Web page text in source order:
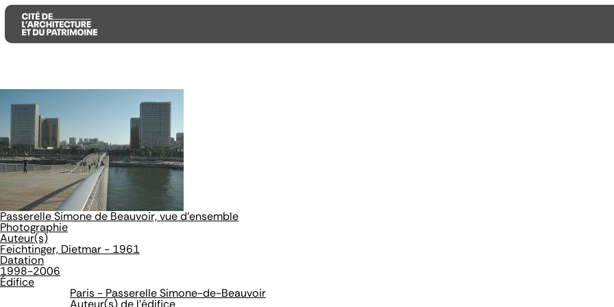
Aller
contenu
principal
Aller
principal
Aller
recherche
Passerelle Simone de Beauvoir, vue d'ensemble
Photographie
Auteur(s)
Feichtinger, Dietmar - 1961
Datation
1998-2006
Édifice
Paris - Passerelle Simone-de-Beauvoir
Auteur(s) de l'édifice